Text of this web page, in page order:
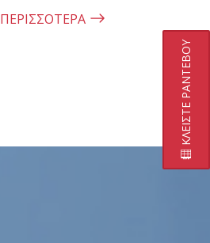
ΚΛΕΙΣΤΕ ΡΑΝΤΕΒΟΥ
ΠΕΡΙΣΣΟΤΕΡΑ